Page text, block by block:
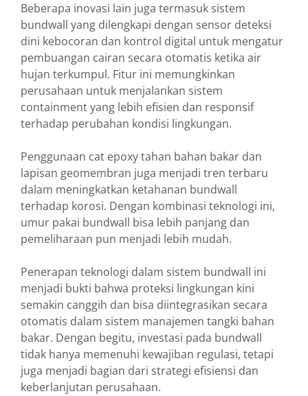
Beberapa inovasi lain juga termasuk sistem
bundwall yang dilengkapi dengan sensor deteksi
dini kebocoran dan kontrol digital untuk mengatur
pembuangan cairan secara otomatis ketika air
hujan terkumpul. Fitur ini memungkinkan
perusahaan untuk menjalankan sistem
containment yang lebih efisien dan responsif
terhadap perubahan kondisi lingkungan.
Penggunaan cat epoxy tahan bahan bakar dan
lapisan geomembran juga menjadi tren terbaru
dalam meningkatkan ketahanan bundwall
terhadap korosi. Dengan kombinasi teknologi ini,
umur pakai bundwall bisa lebih panjang dan
pemeliharaan pun menjadi lebih mudah.
Penerapan teknologi dalam sistem bundwall ini
menjadi bukti bahwa proteksi lingkungan kini
semakin canggih dan bisa diintegrasikan secara
otomatis dalam sistem manajemen tangki bahan
bakar. Dengan begitu, investasi pada bundwall
tidak hanya memenuhi kewajiban regulasi, tetapi
juga menjadi bagian dari strategi efisiensi dan
keberlanjutan perusahaan.